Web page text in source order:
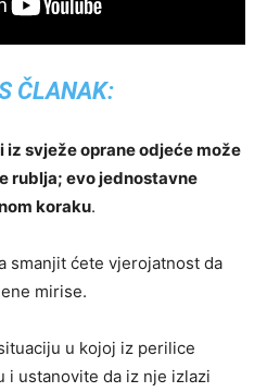
ČLANAK:
svježe oprane odjeće može
rublja; evo jednostavne
koraku.
smanjit ćete vjerojatnost da
mirise.
u kojoj iz perilice
i ustanovite da iz nje izlazi